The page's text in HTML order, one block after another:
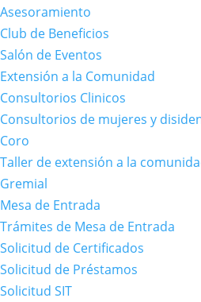
Asesoramiento
Club de Beneficios
Salón de Eventos
Extensión a la Comunidad
Consultorios Clinicos
Consultorios de mujeres y
Coro
Taller de extensión a la
Gremial
Mesa de Entrada
Trámites de Mesa de Entrada
Solicitud de Certificados
Solicitud de Préstamos
Solicitud SIT